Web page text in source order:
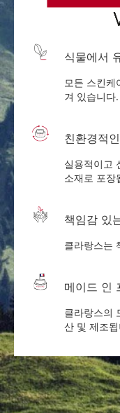
식물에서
모든 스킨케
겨 있습니다.
친환경적
실용적이고
소재로 포장
책임감 있
클라랑스는
메이드 인
클라랑스의
산 및 제조